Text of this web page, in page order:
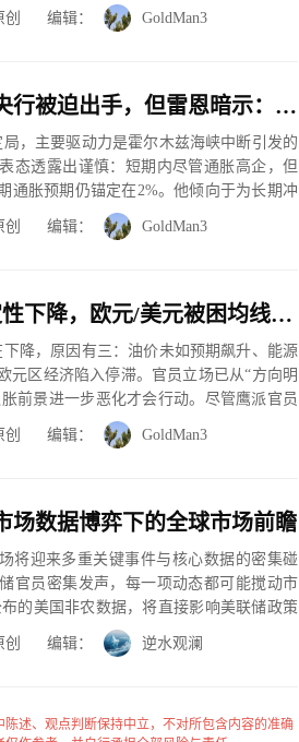
创 编辑： GoldMan3
霍尔木兹一掐，欧洲央行被迫出手，但雷恩暗示：别指望连续加息
，主要驱动力是霍尔木兹海峡中断引发的
态透露出谨慎：短期内尽管通胀高企，但
通胀预期仍锚定在2%。他倾向于为长期冲
创 编辑： GoldMan3
欧洲央行6月加息确定性下降，欧元/美元被困均线夹层
降，原因有三：油价未如预期飙升、能源
元区经济陷入停滞。官员立场已从“方向明
前景进一步恶化才会行动。尽管鹰派官员
创 编辑： GoldMan3
场数据博弈下的全球市场前瞻
将迎来多重关键事件与核心数据的密集碰
官员密集发声，每一项动态都可能搅动市
的美国非农数据，将直接影响美联储政策
创 编辑： 逆水观澜
述、观点判断保持中立，不对所包含内容的准确